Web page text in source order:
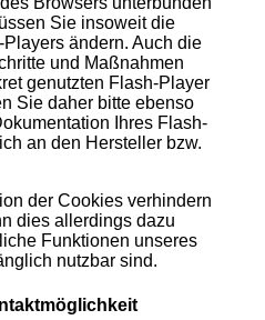
Sie insoweit die
ändern. Auch die
und Maßnahmen
genutzten Flash-Player
Sie daher bitte ebenso
Ihres Flash-
an den Hersteller bzw.
der Cookies verhindern
dies allerdings dazu
Funktionen unseres
nutzbar sind.